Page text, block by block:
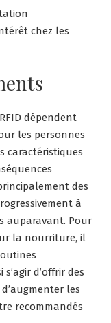
chez les
dépendent
les personnes
caractéristiques
des
à
auparavant. Pour
la nourriture, il
d’offrir des
les
recommandés